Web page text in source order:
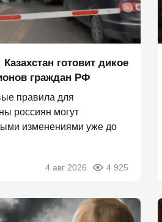
готовит дикое
граждан РФ
правила для
россиян могут
изменениями уже до
4 авг 2026 4 925